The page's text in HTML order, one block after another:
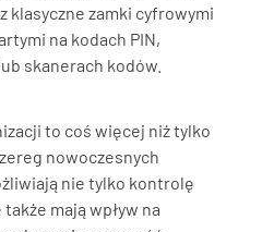
klasyczne zamki cyfrowymi
na kodach PIN,
skanerach kodów.
to coś więcej niż tylko
nowoczesnych
nie tylko kontrolę
mają wpływ na